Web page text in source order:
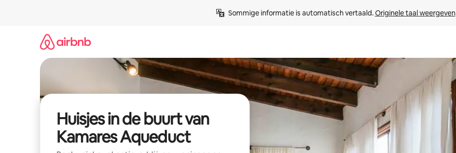
Sommige informatie is automatisch vertaald. Originele taal weergeven
Huisjes in de buurt van
Kamares Aqueduct